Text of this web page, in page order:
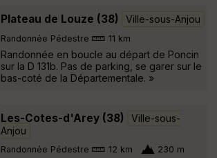
Plateau de Louze (38) Ville-sous-Anjou
Randonnée Pédestre 11 km
Randonnée en boucle au départ de Poncin
sur la D 131b. Pas de parking, se garer sur le
bas-coté de la Départementale. »
Les-Cotes-d'Arey (38)
Ville-sous-
Anjou
Randonnée Pédestre 12 km 230 m